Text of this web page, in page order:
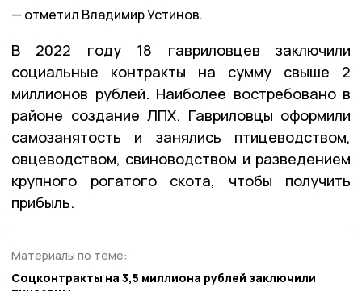
отметил Владимир Устинов.
В 2022 году 18 гавриловцев заключили
социальные контракты на сумму свыше 2
миллионов рублей. Наиболее востребовано в
районе создание ЛПХ. Гавриловцы оформили
самозанятость и занялись птицеводством,
овцеводством, свиноводством и разведением
крупного рогатого скота, чтобы получить
прибыль.
Материалы по теме:
Соцконтракты на 3,5 миллиона рублей заключили